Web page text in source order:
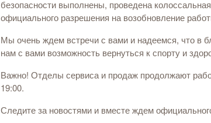
безопасности выполнены, проведена
официального разрешения на возобновление
Мы очень ждем встречи с вами и надеемся, что в
нам с вами возможность вернуться к спорту и
Важно! Отделы сервиса и продаж продолжают
19:00.
Следите за новостями и вместе ждем